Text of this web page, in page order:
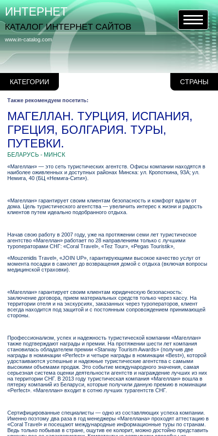
КАТЕГОРИИ СТРАНЫ
www.in-catalog.com
ИНТЕРНЕТ
КАТАЛОГ ИНТЕРНЕТ САЙТОВ
Также рекомендуем посетить:
МАГЕЛЛАН. ТУРЦИЯ, ИСПАНИЯ,
ГРЕЦИЯ, БОЛГАРИЯ. ТУРЫ,
ПУТЕВКИ.
БЕЛАРУСЬ - МИНСК
«Магеллан» — это сеть туристических агентств. Офисы компании находятся в
наиболее оживленных и доступных районах Минска: ул. Кропоткина, 93А; ул.
Немига, 40 (БЦ «Немига-Сити»).
«Магеллан» гарантирует своим клиентам безопасность и комфорт вдали от
дома. Цель туристического агентства — увеличить интерес к жизни и радость
клиентов путем идеально подобранного отдыха.
Начав свою работу в 2007 году, уже на протяжении семи лет туристическое
агентство «Магеллан» работает по 28 направлениям только с лучшими
туроператорами СНГ: «Coral Travel», «Tez Tour», «Pegas Touristik»,
«Mouzenidis Travel», «JOIN UP», гарантирующими высокое качество услуг от
момента посадки в самолет до возвращения домой с отдыха (включая вопросы
медицинской страховки).
«Магеллан» гарантирует своим клиентам юридическую безопасность:
заключение договора, прием материальных средств только через кассу. На
территории отеля и на экскурсиях, заказанных через туроператоров, клиент
всегда находится под защитой и с постоянным сопровождением принимающей
стороны.
Профессионализм, успех и надежность туристической компании «Магеллан»
также подтверждают награды и премии. На протяжении шести лет компания
становилась обладателем премии «Starway Tourism Awards» (получив две
награды в номинации «Perfect» и четыре награды в номинации «Best»), которой
удостаиваются успешные и надежные туристические агентства с самыми
высокими объемами продаж. Это событие международного значения, самая
серьезная система оценки деятельности агентств и награждение лучших из них
на территории СНГ. В 2013 году туристическая компания «Магеллан» вошла в
пятерку компаний из Беларуси, которые получили данную премию в номинации
«Perfect». «Магеллан» входит в сотню лучших турагентств СНГ.
Сертифицированные специалисты — одно из составляющих успеха компании.
Именно поэтому два раза в год менеджеры «Магеллана» проходят аттестацию в
«Coral Travel» и посещают международные информационные туры по странам.
Ведь только побывав в стране, ощутив ее колорит, можно достойно представить